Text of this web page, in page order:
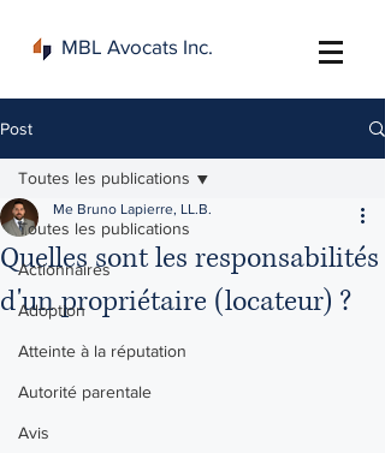
MBL Avocats Inc.
Post
Toutes les publications
Actionnaires
Adoption
Atteinte à la réputation
Autorité parentale
Avis
Toutes les publications
Quelles sont les responsabilités
d'un propriétaire (locateur) ?
Me Bruno Lapierre, LL.B.